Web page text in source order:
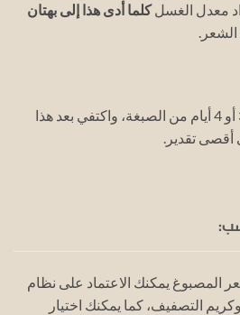
معدل الغسلكلما أدى هذا إلى بهتان
لذا لا تغسلي شعرك خلال 3 أو 4 أيام من الصبغة، واكتفي بعد هذا
أقصى تقدير.
المصبوغ يمكنك الاعتماد على نظام
التصفيف، كما يمكنك اختيار